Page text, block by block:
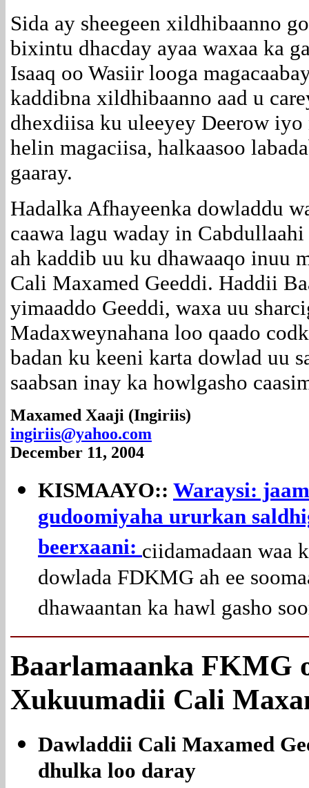
Sida ay sheegeen xildhibaanno
bixintu dhacday ayaa waxaa ka
Isaaq oo Wasiir looga
kaddibna xildhibaanno aad u
dhexdiisa ku uleeyey Deerow
helin magaciisa, halkaasoo
gaaray.
Hadalka Afhayeenka dowladdu
caawa lagu waday in
ah kaddib uu ku dhawaaqo inuu
Cali Maxamed Geeddi. Haddii
yimaaddo Geeddi, waxa uu
Madaxweynahana loo qaado
badan ku keeni karta dowlad uu
saabsan inay ka howlgasho
Maxamed Xaaji (Ingiriis)
ingiriis@yahoo.com
December 11, 2004
KISMAAYO:: Waraysi:
gudoomiyaha ururkan
beerxaani:ciidamadaan waa
dowlada FDKMG ah ee
dhawaantan ka hawl gasho
Baarlamaanka FKMG
Xukuumadii Cali
Dawladdii Cali Maxamed
dhulka loo daray